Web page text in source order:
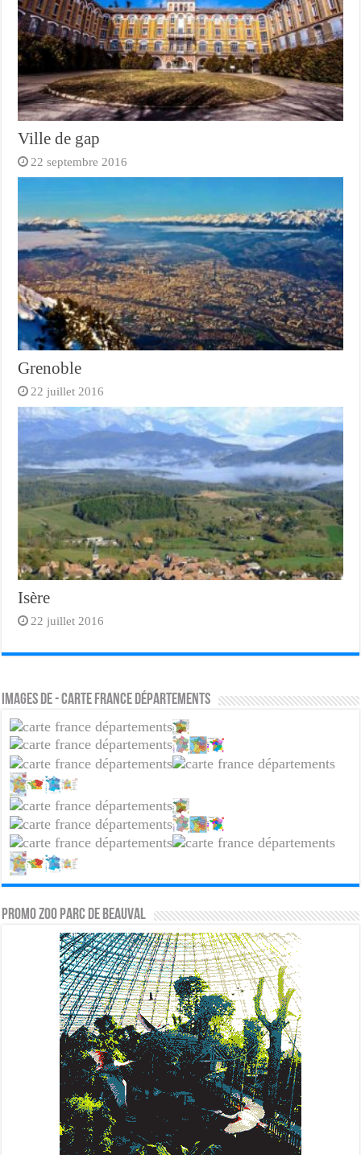
Ville de gap
22 septembre 2016
Grenoble
22 juillet 2016
Isère
22 juillet 2016
Images de - Carte France départements
PROMO ZOO PARC DE BEAUVAL